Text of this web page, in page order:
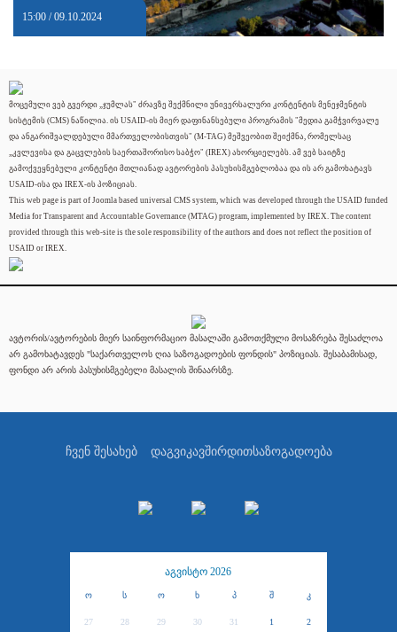
15:00 / 09.10.2024
მოცემული ვებ გვერდი „ჯუმლას" ძრავზე შექმნილი უნივერსალური კონტენტის მენეჯმენტის
სისტემის (CMS) ნაწილია. ის USAID-ის მიერ დაფინანსებული პროგრამის "მედია გამჭვირვალე
და ანგარიშვალდებული მმართველობისთვის" (M-TAG) მეშვეობით შეიქმნა, რომელსაც
„კვლევისა და გაცვლების საერთაშორისო საბჭო" (IREX) ახორციელებს. ამ ვებ საიტზე
გამოქვეყნებული კონტენტი მთლიანად ავტორების პასუხისმგებლობაა და ის არ გამოხატავს
USAID-ისა და IREX-ის პოზიციას.
This web page is part of Joomla based universal CMS system, which was developed through the USAID funded
Media for Transparent and Accountable Governance (MTAG) program, implemented by IREX. The content
provided through this web-site is the sole responsibility of the authors and does not reflect the position of
USAID or IREX.
ავტორის/ავტორების მიერ საინფორმაციო მასალაში გამოთქმული მოსაზრება შესაძლოა
არ გამოხატავდეს "საქართველოს ღია საზოგადოების ფონდის" პოზიციას. შესაბამისად,
ფონდი არ არის პასუხისმგებელი მასალის შინაარსზე.
ჩვენ შესახებ დაგვიკავშირდითსაზოგადოება
აგვისტო 2026
ო ს ო ხ პ შ კ
27 28 29 30 31 1 2